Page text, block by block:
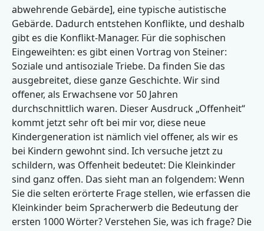
abwehrende Gebärde], eine typische autistische
Gebärde. Dadurch entstehen Konflikte, und deshalb
gibt es die Konflikt-Manager. Für die sophischen
Eingeweihten: es gibt einen Vortrag von Steiner:
Soziale und antisoziale Triebe. Da finden Sie das
ausgebreitet, diese ganze Geschichte. Wir sind
offener, als Erwachsene vor 50 Jahren
durchschnittlich waren. Dieser Ausdruck „Offenheit“
kommt jetzt sehr oft bei mir vor, diese neue
Kindergeneration ist nämlich viel offener, als wir es
bei Kindern gewohnt sind. Ich versuche jetzt zu
schildern, was Offenheit bedeutet: Die Kleinkinder
sind ganz offen. Das sieht man an folgendem: Wenn
Sie die selten erörterte Frage stellen, wie erfassen die
Kleinkinder beim Spracherwerb die Bedeutung der
ersten 1000 Wörter? Verstehen Sie, was ich frage? Die